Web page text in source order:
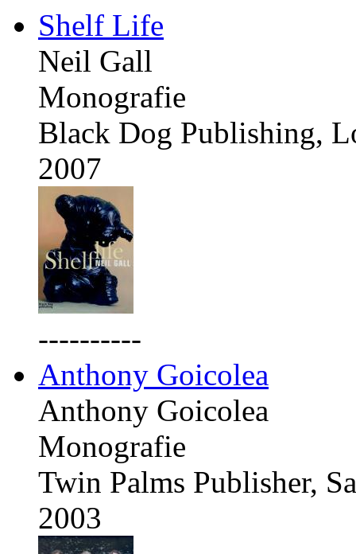
Shelf Life
Neil Gall
Monografie
Black Dog Publishing,
2007
----------
Anthony Goicolea
Anthony Goicolea
Monografie
Twin Palms Publisher,
2003